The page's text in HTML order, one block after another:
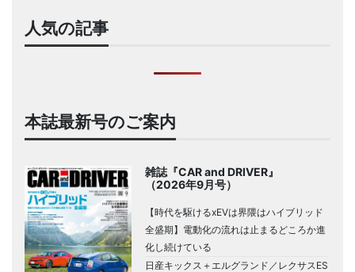
人気の記事
本誌最新号のご案内
雑誌『CAR and DRIVER』
（2026年9月号）
【時代を駆けるxEVは界隈はハイブリッド
全盛期】電動化の流れは止まるどころか進
化し続けている
日産キックス＋エルグランド／レクサスES